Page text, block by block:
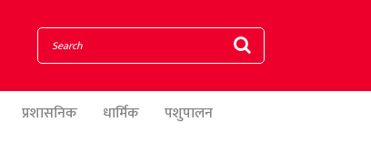
प्रशासनिक धार्मिक
पशुपालन